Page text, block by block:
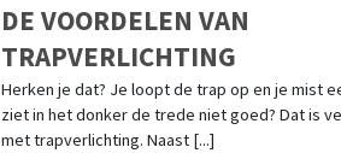
DE VOORDELEN VAN
TRAPVERLICHTING
Herken je dat? Je loopt de trap op en je mist
ziet in het donker de trede niet goed? Dat is
met trapverlichting. Naast [...]